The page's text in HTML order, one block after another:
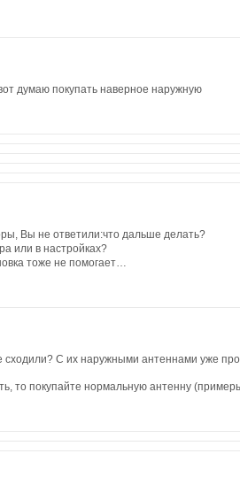
думаю покупать наверное наружную
Вы не ответили:что дальше делать?
или в настройках?
тоже не помогает…
сходили? С их наружными антеннами уже
то покупайте нормальную антенну